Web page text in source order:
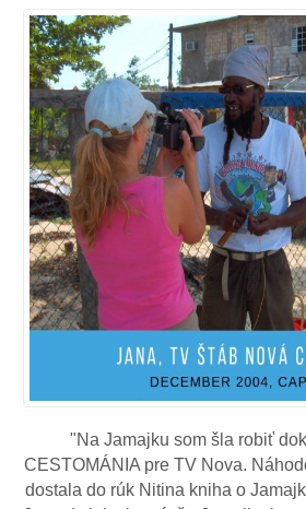
"Na Jamajku som šla robiť
CESTOMÁNIA pre TV Nova.
dostala do rúk Nitina kniha o